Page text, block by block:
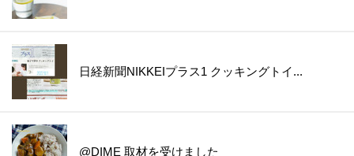
日経新聞NIKKEIプラス1 クッキングトイ...
@DIME 取材を受けました